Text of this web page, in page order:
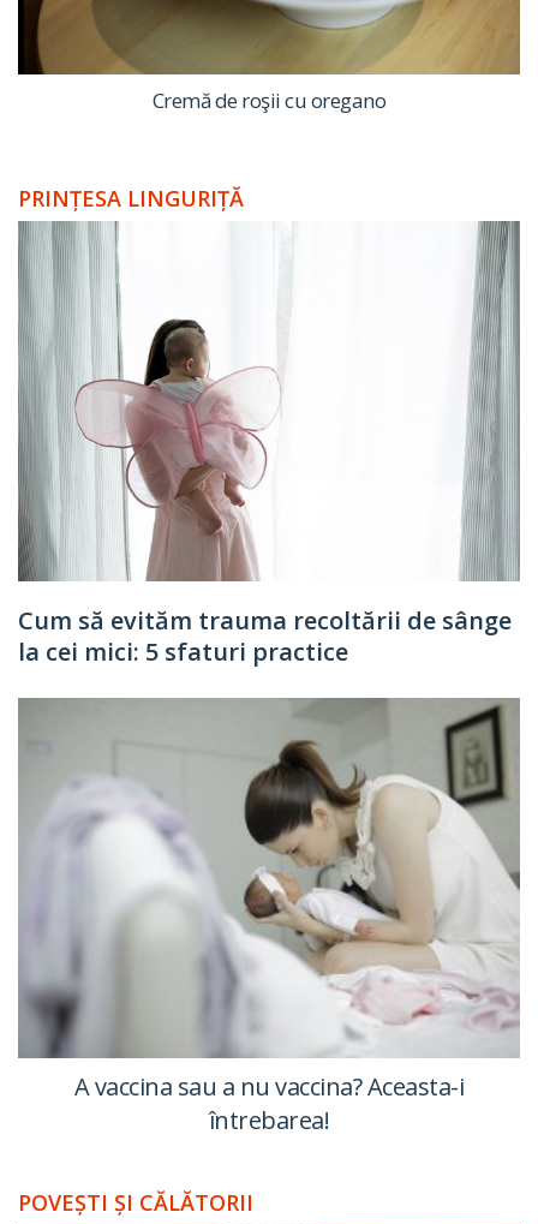
Cremă de roşii cu oregano
PRINȚESA LINGURIȚĂ
Cum să evităm trauma recoltării de sânge
la cei mici: 5 sfaturi practice
A vaccina sau a nu vaccina? Aceasta-i
întrebarea!
POVEȘTI ȘI CĂLĂTORII